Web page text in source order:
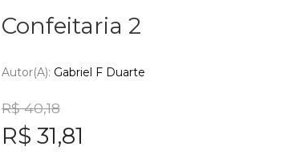
Confeitaria 2
Autor(a): Gabriel F Duarte
R$ 40,18
R$ 31,81